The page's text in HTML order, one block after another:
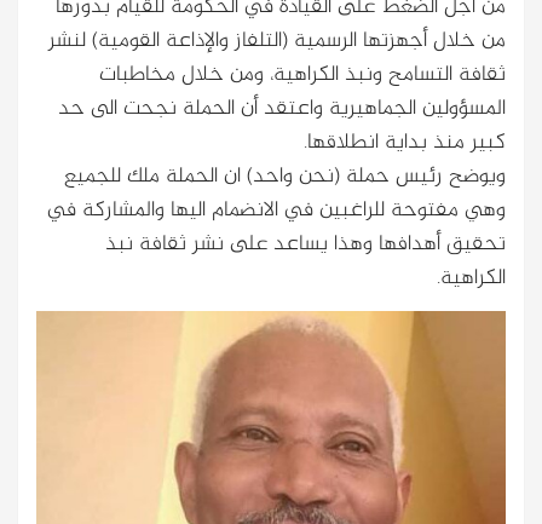
من خلال أجهزتها الرسمية (التلفاز والإذاعة القومية) لنشر
ثقافة التسامح ونبذ الكراهية، ومن خلال مخاطبات
المسؤولين الجماهيرية واعتقد أن الحملة نجحت الى حد
كبير منذ بداية انطلاقها.
ويوضح رئيس حملة (نحن واحد) ان الحملة ملك للجميع
وهي مفتوحة للراغبين في الانضمام اليها والمشاركة في
تحقيق أهدافها وهذا يساعد على نشر ثقافة نبذ
الكراهية.